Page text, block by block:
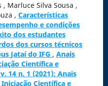
Marluce Silva Sousa ,
, Características
e condições
dos estudantes
dos cursos técnicos
Jataí do IFG , Anais
Científica e
14 n. 1 (2021): Anais
Científica e